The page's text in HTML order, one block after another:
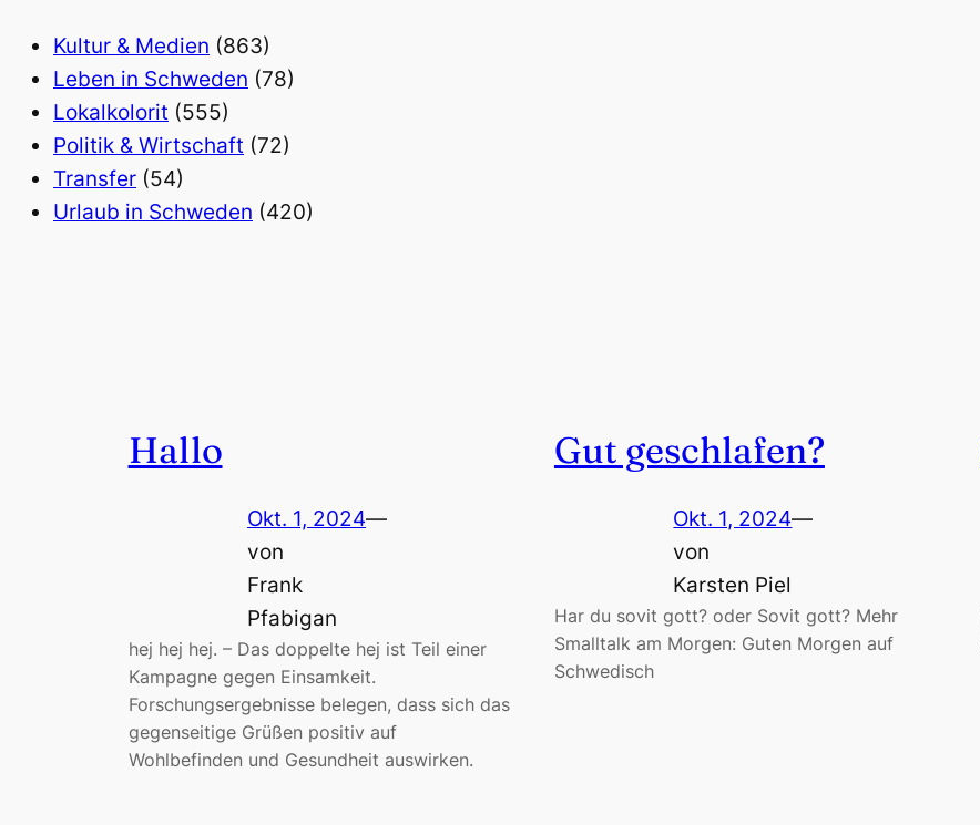
Kultur & Medien (863)
Leben in Schweden (78)
Lokalkolorit (555)
Politik & Wirtschaft (72)
Transfer (54)
Urlaub in Schweden (420)
Hallo
Okt. 1, 2024—
von
Frank
Pfabigan
hej hej hej. – Das doppelte hej ist Teil einer
Kampagne gegen Einsamkeit.
Forschungsergebnisse belegen, dass sich das
gegenseitige Grüßen positiv auf
Wohlbefinden und Gesundheit auswirken.
Gut geschlafen?
Okt. 1, 2024—
von
Karsten Piel
Har du sovit gott? oder Sovit gott? Mehr
Smalltalk am Morgen: Guten Morgen auf
Schwedisch